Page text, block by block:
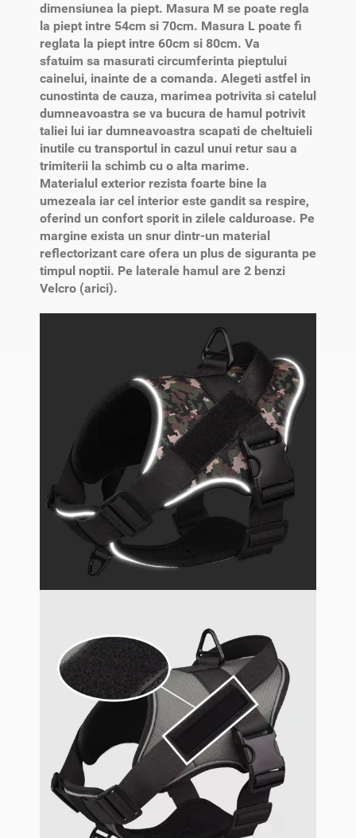
dimensiunea la piept. Masura M se poate regla
la piept intre 54cm si 70cm. Masura L poate fi
reglata la piept intre 60cm si 80cm. Va
sfatuim sa masurati circumferinta pieptului
cainelui, inainte de a comanda. Alegeti astfel in
cunostinta de cauza, marimea potrivita si catelul
dumneavoastra se va bucura de hamul potrivit
taliei lui iar dumneavoastra scapati de cheltuieli
inutile cu transportul in cazul unui retur sau a
trimiterii la schimb cu o alta marime.
Materialul exterior rezista foarte bine la
umezeala iar cel interior este gandit sa respire,
oferind un confort sporit in zilele calduroase. Pe
margine exista un snur dintr-un material
reflectorizant care ofera un plus de siguranta pe
timpul noptii. Pe laterale hamul are 2 benzi
Velcro (arici).